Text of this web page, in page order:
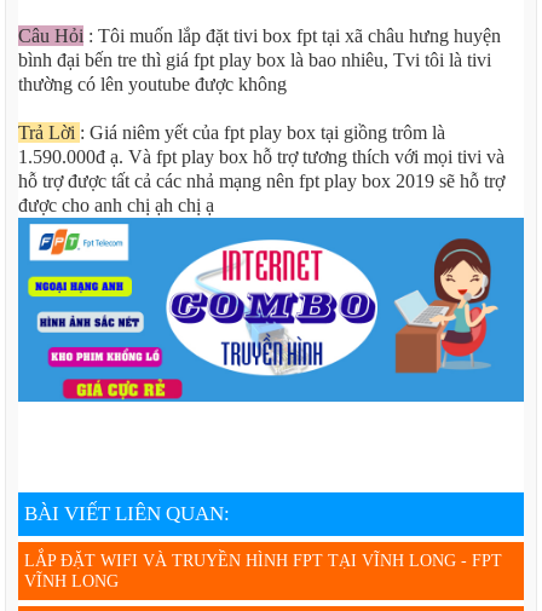
Câu Hỏi : Tôi muốn lắp đặt tivi box fpt tại xã châu hưng huyện
bình đại bến tre thì giá fpt play box là bao nhiêu, Tvi tôi là tivi
thường có lên youtube được không
Trả Lời : Giá niêm yết của fpt play box tại giồng trôm là
1.590.000đ ạ. Và fpt play box hỗ trợ tương thích với mọi tivi và
hỗ trợ được tất cả các nhả mạng nên fpt play box 2019 sẽ hỗ trợ
được cho anh chị ạh chị ạ
BÀI VIẾT LIÊN QUAN:
LẮP ĐẶT WIFI VÀ TRUYỀN HÌNH FPT TẠI VĨNH LONG - FPT
VĨNH LONG